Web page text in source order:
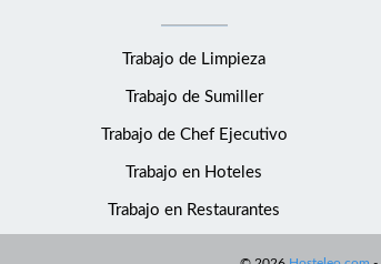
Trabajo de Limpieza
Trabajo de Sumiller
Trabajo de Chef Ejecutivo
Trabajo en Hoteles
Trabajo en Restaurantes